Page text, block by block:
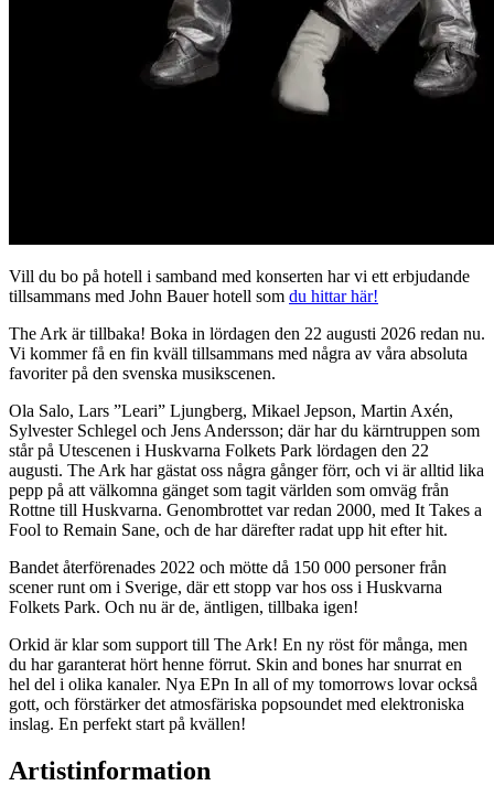
Vill du bo på hotell i samband med konserten har vi ett erbjudande
tillsammans med John Bauer hotell som du hittar här!
The Ark är tillbaka! Boka in lördagen den 22 augusti 2026 redan nu.
Vi kommer få en fin kväll tillsammans med några av våra absoluta
favoriter på den svenska musikscenen.
Ola Salo, Lars ”Leari” Ljungberg, Mikael Jepson, Martin Axén,
Sylvester Schlegel och Jens Andersson; där har du kärntruppen som
står på Utescenen i Huskvarna Folkets Park lördagen den 22
augusti. The Ark har gästat oss några gånger förr, och vi är alltid lika
pepp på att välkomna gänget som tagit världen som omväg från
Rottne till Huskvarna. Genombrottet var redan 2000, med It Takes a
Fool to Remain Sane, och de har därefter radat upp hit efter hit.
Bandet återförenades 2022 och mötte då 150 000 personer från
scener runt om i Sverige, där ett stopp var hos oss i Huskvarna
Folkets Park. Och nu är de, äntligen, tillbaka igen!
Orkid är klar som support till The Ark! En ny röst för många, men
du har garanterat hört henne förrut. Skin and bones har snurrat en
hel del i olika kanaler. Nya EPn In all of my tomorrows lovar också
gott, och förstärker det atmosfäriska popsoundet med elektroniska
inslag. En perfekt start på kvällen!
Artistinformation